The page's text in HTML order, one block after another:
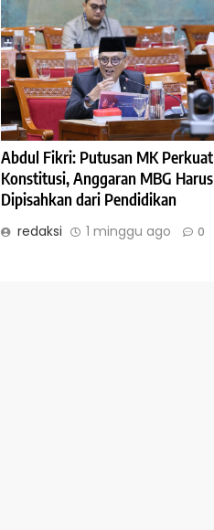
Abdul Fikri: Putusan MK Perkuat
Konstitusi, Anggaran MBG Harus
Dipisahkan dari Pendidikan
redaksi 1 minggu ago 0